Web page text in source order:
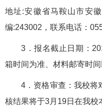
地址:安徽省马鞍山市安
编:243002，联系电话：
3．报名截止日期：
箱时间为准、材料邮寄时
4．资格审查：我校将
核结果将于3月19日在我校